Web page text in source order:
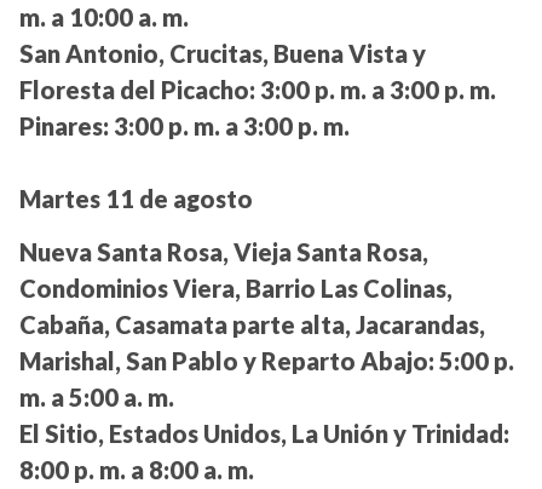
m. a 10:00 a. m.
San Antonio, Crucitas, Buena Vista y
Floresta del Picacho: 3:00 p. m. a 3:00 p. m.
Pinares: 3:00 p. m. a 3:00 p. m.
Martes 11 de agosto
Nueva Santa Rosa, Vieja Santa Rosa,
Condominios Viera, Barrio Las Colinas,
Cabaña, Casamata parte alta, Jacarandas,
Marishal, San Pablo y Reparto Abajo: 5:00 p.
m. a 5:00 a. m.
El Sitio, Estados Unidos, La Unión y Trinidad:
8:00 p. m. a 8:00 a. m.